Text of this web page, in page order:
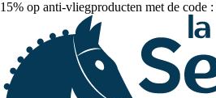
15% op anti-vliegproducten met de code :